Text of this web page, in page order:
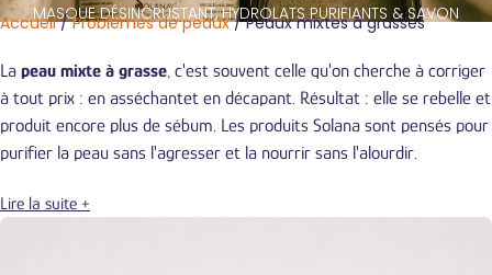
MASQUE DÉSINCRUSTANT, HYDROLATS PURIFIANTS & SAVON
Accueil/Problèmes de peaux/ Peaux mixtes à grasses
La peau mixte à grasse , c'est souvent celle qu'on cherche à corriger
à tout prix : en asséchantet en décapant. Résultat : elle se rebelle et
produit encore plus de sébum. Les produits Solana sont pensés pour
purifier la peau sans l'agresser et la nourrir sans l'alourdir.
Lire la suite +